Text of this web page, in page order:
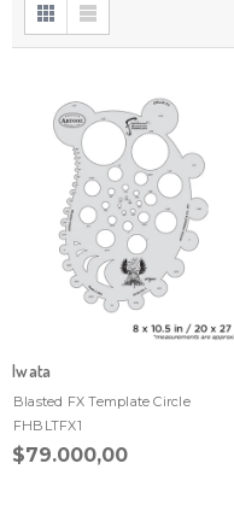
Iwata
Blasted FX Template Circle
FHBLTFX1
$79.000,00